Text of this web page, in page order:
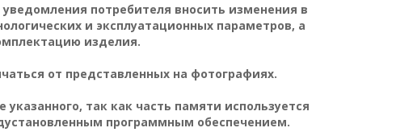
потребителя вносить изменения в
и эксплуатационных параметров, а
изделия.
от представленных на фотографиях.
так как часть памяти используется
программным обеспечением.